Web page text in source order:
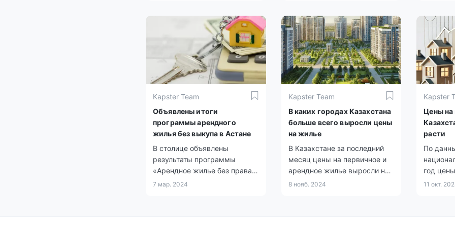
Kapster Team
Объявлены итоги
программы арендного
жилья без выкупа в Астане
В столице объявлены
результаты программы
«Арендное жилье без права
выкупа» для многодетных
7 мар. 2024
Kapster Team
В каких городах Казахстана
больше всего выросли цены
на жилье
В Казахстане за последний
месяц цены на первичное и
арендное жилье выросли на
0,6%, тогда как стоимость
8 нояб. 2024
Kapster
Цены на
расти
По
год
рынке
11 окт.